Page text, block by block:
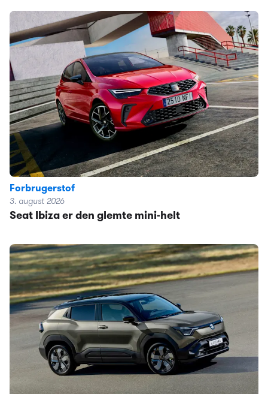
Forbrugerstof
3. august 2026
Seat Ibiza er den glemte mini-helt